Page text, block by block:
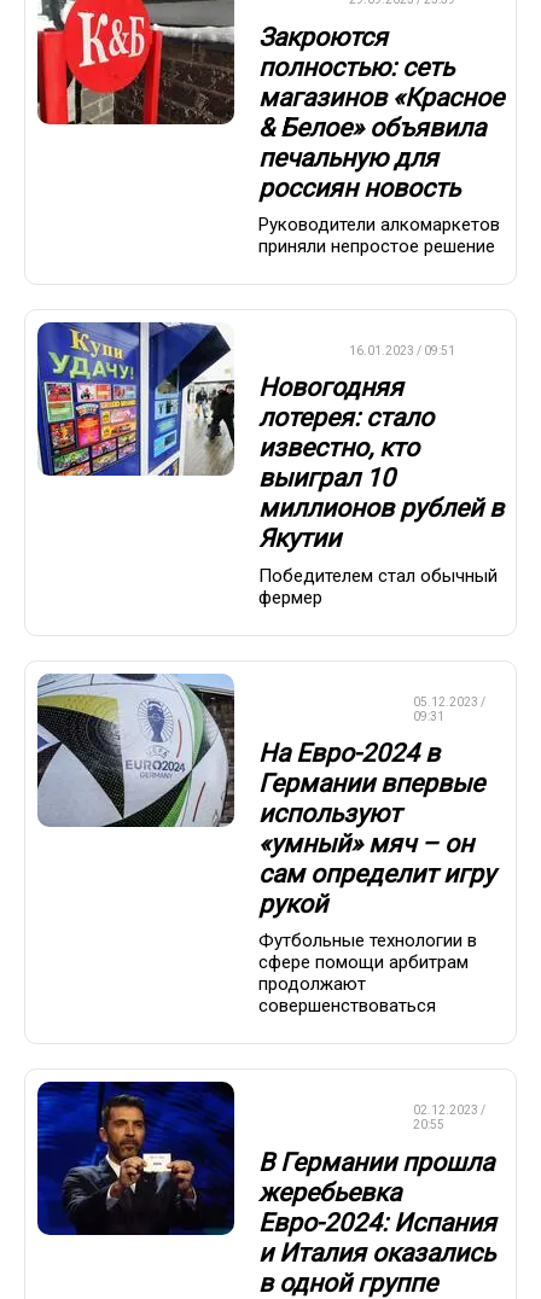
Закроются
полностью: сеть
магазинов «Красное
& Белое» объявила
печальную для
россиян новость
Руководители алкомаркетов
приняли непростое решение
16.01.2023 / 09:51
Новогодняя
лотерея: стало
известно, кто
выиграл 10
миллионов рублей в
Якутии
Победителем стал обычный
фермер
05.12.2023 /
09:31
На Евро-2024 в
Германии впервые
используют
«умный» мяч – он
сам определит игру
рукой
Футбольные технологии в
сфере помощи арбитрам
продолжают
совершенствоваться
02.12.2023 /
20:55
В Германии прошла
жеребьевка
Евро-2024: Испания
и Италия оказались
в одной группе